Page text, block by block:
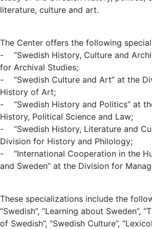
literature, culture and art.
The Center offers the following
- “Swedish History, Culture and
for Archival Studies;
- “Swedish Culture and Art” at the
History of Art;
- “Swedish History and Politics” at
History, Political Science and Law;
- “Swedish History, Literature and
Division for History and Philology;
- “International Cooperation in the
and Sweden” at the Division for
These specializations include the
“Swedish”, “Learning about Sweden”,
of Swedish”, “Swedish Culture”,